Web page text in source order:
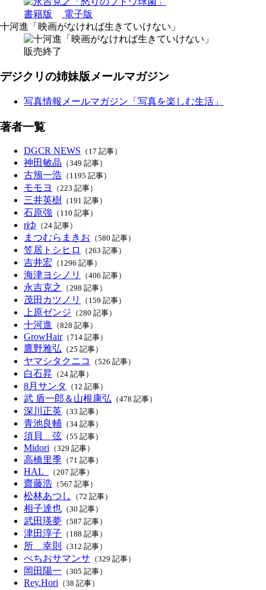
書籍版
電子版
十河進「映画がなければ生きていけない」
販売終了
デジクリの姉妹版メールマガジン
写真情報メールマガジン「写真を楽しむ生活」
著者一覧
DGCR NEWS （17 記事）
神田敏晶 （349 記事）
古籏一浩 （1195 記事）
モモヨ （223 記事）
三井英樹 （191 記事）
石原強 （110 記事）
rゆ （24 記事）
まつむらまきお （580 記事）
笠居トシヒロ （263 記事）
吉井宏 （1296 記事）
海津ヨシノリ （406 記事）
永吉克之 （298 記事）
茂田カツノリ （159 記事）
上原ゼンジ （280 記事）
十河進 （828 記事）
GrowHair（714 記事）
鷹野雅弘 （25 記事）
ヤマシタクニコ （526 記事）
白石昇 （24 記事）
8月サンタ （12 記事）
武 盾一郎＆山根康弘 （478 記事）
深川正英 （33 記事）
青池良輔 （34 記事）
須貝 弦 （55 記事）
Midori （329 記事）
高橋里季 （71 記事）
HAL_ （207 記事）
齋藤浩 （567 記事）
松林あつし （72 記事）
相子達也 （30 記事）
武田瑛夢 （587 記事）
津田淳子 （188 記事）
所 幸則 （312 記事）
べちおサマンサ （329 記事）
岡田陽一 （305 記事）
Rey.Hori （38 記事）